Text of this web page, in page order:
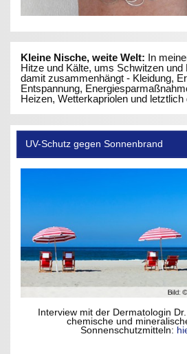
Kleine Nische, weite Welt: In
Hitze und Kälte, ums Schwitzen und
damit zusammenhängt - Kleidung,
Entspannung,
Heizen, Wetterkapriolen und
UV-Schutz gegen Sonnenbrand
Interview mit der Dermatologin
chemische und
Sonnenschutzmitteln: